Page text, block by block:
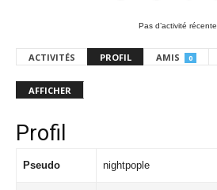
Pas d’activité récente
ACTIVITÉS PROFIL AMIS 0
AFFICHER
Profil
Pseudo nightpople